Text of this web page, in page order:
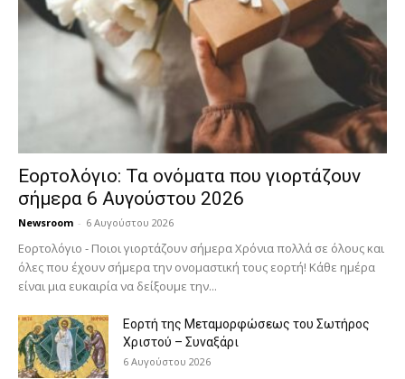
Εορτολόγιο: Τα ονόματα που γιορτάζουν
σήμερα 6 Αυγούστου 2026
Newsroom - 6 Αυγούστου 2026
Εορτολόγιο - Ποιοι γιορτάζουν σήμερα Χρόνια πολλά σε όλους και
όλες που έχουν σήμερα την ονομαστική τους εορτή! Κάθε ημέρα
είναι μια ευκαιρία να δείξουμε την...
Εορτή της Μεταμορφώσεως του Σωτήρος
Χριστού – Συναξάρι
6 Αυγούστου 2026